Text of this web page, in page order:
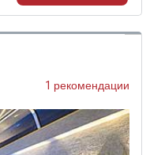
1 рекомендации